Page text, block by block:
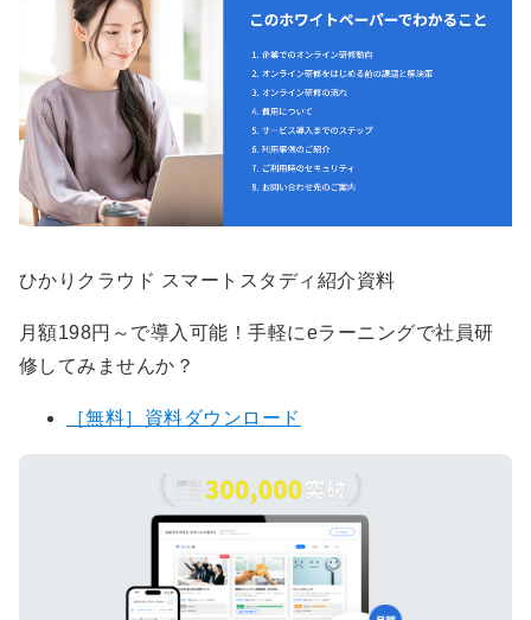
ひかりクラウド スマートスタディ紹介資料
月額198円～で導入可能！手軽にeラーニングで社員研
修してみませんか？
［無料］資料ダウンロード